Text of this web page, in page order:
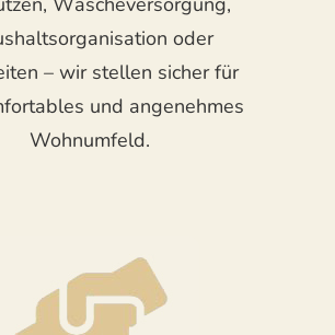
oder
– wir stellen sicher für
und angenehmes
Wohnumfeld.